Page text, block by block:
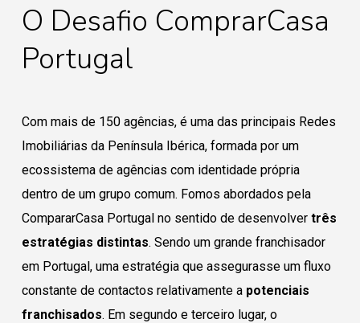
O Desafio ComprarCasa
Portugal
Com mais de 150 agências, é uma das principais Redes
Imobiliárias da Península Ibérica, formada por um
ecossistema de agências com identidade própria
dentro de um grupo comum. Fomos abordados pela
CompararCasa Portugal no sentido de desenvolver três
estratégias distintas. Sendo um grande franchisador
em Portugal, uma estratégia que assegurasse um fluxo
constante de contactos relativamente apotenciais
franchisados. Em segundo e terceiro lugar, o